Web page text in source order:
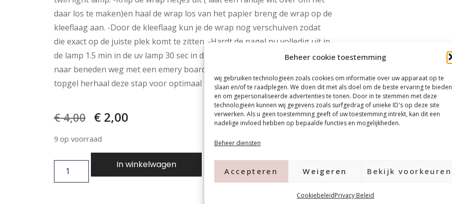
Beheer cookie toestemming
wij gebruiken technologieën zoals cookies om informatie over uw apparaat op te
slaan en/of te raadplegen. We doen dit met als doel om de beste ervaring te bieden
en om gepersonaliseerde advertenties te tonen. Door in te stemmen met deze
technologieën kunnen wij gegevens zoals surfgedrag of unieke ID's op deze site
verwerken. Als u geen toestemming geeft of uw toestemming intrekt, kan dit een
nadelige invloed hebben op bepaalde functies en mogelijkheden.
Beheer diensten
Accepteren Weigeren Bekijk voorkeuren
CookiebeleidPrivacy Beleid
daar los te maken)en haal de wrap los van het papier breng de wrap op de
kleeflaag aan. -Door de kleeflaag kun je de wrap nog verschuiven zodat
die exact op de juiste plek komt te zitten. -Hardt de nagel nu volledig uit in
de lamp 1.5 min in de uv lamp 30 sec in de twin light. -Vijl overtollig wrap
naar beneden weg met een emery board vijl. -Seal de wrap af met de
topgel herhaal deze stap voor optimaal resultaat.
€4,00 €2,00
9 op voorraad
In winkelwagen